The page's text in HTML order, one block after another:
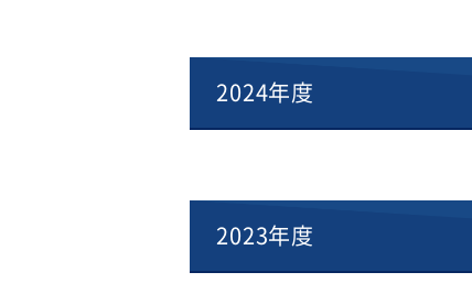
2024年度
2023年度